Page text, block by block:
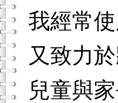
我經常
又致力
兒童與